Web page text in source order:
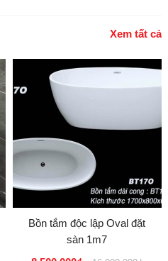
Xem tất cả
Bồn tắm độc lập Oval đặt
sàn 1m7